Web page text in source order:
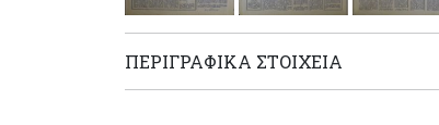
ΠΕΡΙΓΡΑΦΙΚΆ ΣΤΟΙΧΕΊΑ